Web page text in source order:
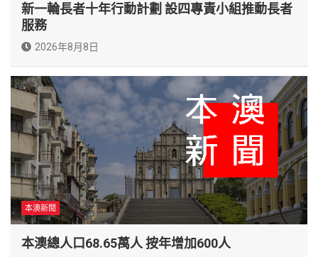
新一輪長者十年行動計劃 設四專責小組推動長者
服務
2026年8月8日
本澳新聞
本澳總人口68.65萬人 按年增加600人